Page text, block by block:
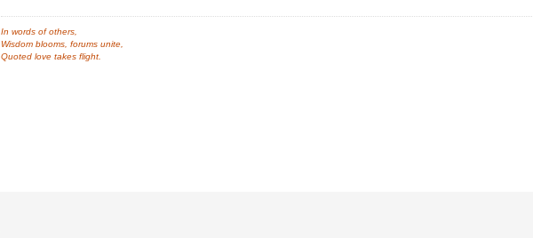
In words of others,
Wisdom blooms, forums unite,
Quoted love takes flight.